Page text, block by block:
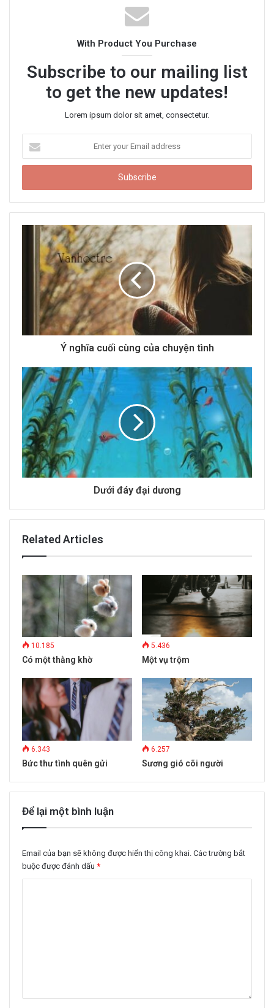
s
i
e
With Product You Purchase
Subscribe to our mailing list
to get the new updates!
Lorem ipsum dolor sit amet, consectetur.
t
r
y
e
s
s
Ý nghĩa cuối cùng của chuyện tình
Dưới đáy đại dương
Related Articles
10.185
Có một thằng khờ
5.436
Một vụ trộm
6.343
Bức thư tình quên gửi
6.257
Sương gió cõi người
Để lại một bình luận
Email của bạn sẽ không được hiển thị công khai. Các trường bắt
buộc được đánh dấu *